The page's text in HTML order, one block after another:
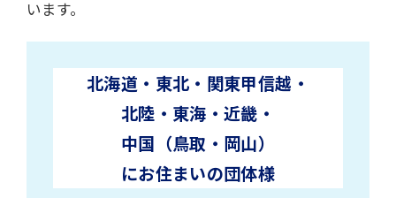
います。
北海道・東北・関東甲信越・
北陸・東海・近畿・
中国（鳥取・岡山）
にお住まいの団体様